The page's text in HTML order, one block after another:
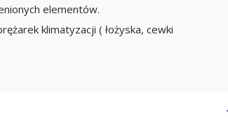
elementów.
klimatyzacji ( łożyska, cewki